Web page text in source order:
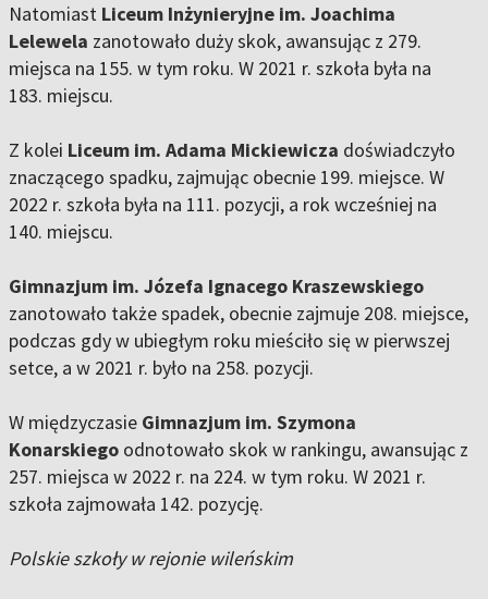
Natomiast Liceum Inżynieryjne im. Joachima
Lelewela zanotowało duży skok, awansując z 279.
miejsca na 155. w tym roku. W 2021 r. szkoła była na
183. miejscu.
Z kolei Liceum im. Adama Mickiewicza doświadczyło
znaczącego spadku, zajmując obecnie 199. miejsce. W
2022 r. szkoła była na 111. pozycji, a rok wcześniej na
140. miejscu.
Gimnazjum im. Józefa Ignacego Kraszewskiego
zanotowało także spadek, obecnie zajmuje 208. miejsce,
podczas gdy w ubiegłym roku mieściło się w pierwszej
setce, a w 2021 r. było na 258. pozycji.
W międzyczasie Gimnazjum im. Szymona
Konarskiego odnotowało skok w rankingu, awansując z
257. miejsca w 2022 r. na 224. w tym roku. W 2021 r.
szkoła zajmowała 142. pozycję.
Polskie szkoły w rejonie wileńskim